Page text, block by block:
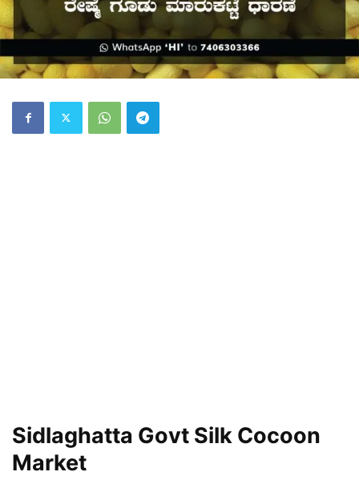
Sidlaghatta Govt Silk Cocoon
Market